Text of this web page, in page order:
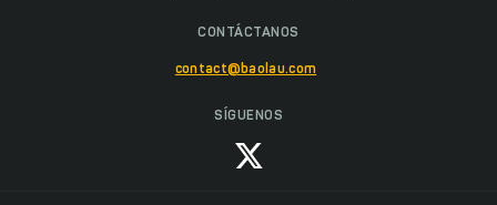
CONTÁCTANOS
contact@baolau.com
SÍGUENOS